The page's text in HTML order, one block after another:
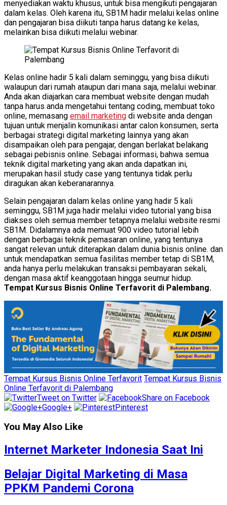
menyediakan waktu khusus, untuk bisa mengikuti pengajaran
dalam kelas. Oleh karena itu, SB1M hadir melalui kelas online
dan pengajaran bisa diikuti tanpa harus datang ke kelas,
melainkan bisa diikuti melalui webinar.
Kelas online hadir 5 kali dalam seminggu, yang bisa diikuti
walaupun dari rumah ataupun dari mana saja, melalui webinar.
Anda akan diajarkan cara membuat website dengan mudah
tanpa harus anda mengetahui tentang coding, membuat toko
online, memasang email marketing di website anda dengan
tujuan untuk menjalin komunikasi antar calon konsumen, serta
berbagai strategi digital marketing lainnya yang akan
disampaikan oleh para pengajar, dengan berlakat belakang
sebagai pebisnis online. Sebagai informasi, bahwa semua
teknik digital marketing yang akan anda dapatkan ini,
merupakan hasil study case yang tentunya tidak perlu
diragukan akan keberanarannya.
Selain pengajaran dalam kelas online yang hadir 5 kali
seminggu, SB1M juga hadir melalui video tutorial yang bisa
diakses oleh semua member tetapnya melalui website resmi
SB1M. Didalamnya ada memuat 900 video tutorial lebih
dengan berbagai teknik pemasaran online, yang tentunya
sangat relevan untuk diterapkan dalam dunia bisnis online. dan
untuk mendapatkan semua fasilitas member tetap di SB1M,
anda hanya perlu melakukan transaksi pembayaran sekali,
dengan masa aktif keanggotaan hingga seumur hidup.
Tempat Kursus Bisnis Online Terfavorit di Palembang.
Tempat Kursus Bisnis Online Terfavorit Tempat Kursus Bisnis
Online Terfavorit di Palembang
Tweet on Twitter
Share on Facebook
Google+
Pinterest
You May Also Like
Internet Marketer Indonesia Saat Ini
Belajar Digital Marketing di Masa
PPKM Pandemi Corona